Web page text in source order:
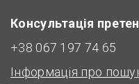
Консультація
+38 067 197 74 65
Інформація про